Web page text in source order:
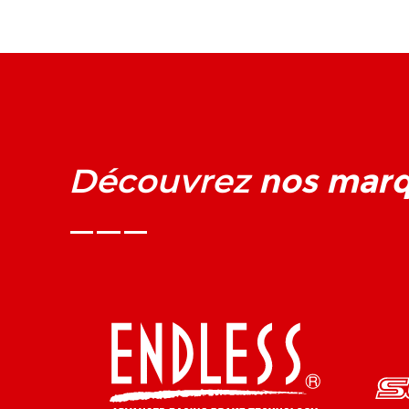
Découvrez nos